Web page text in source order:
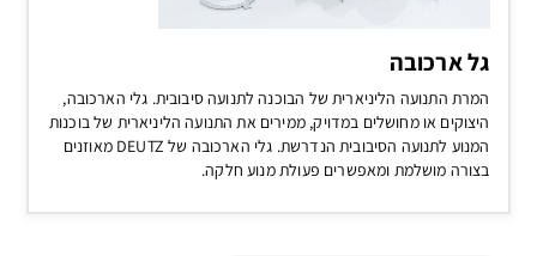
גל ארכובה
המרת התנועה הליניארית של הבוכנה לתנועה סיבובית. גלי הארכובה,
היצוקים או מחושלים במדויק, ממירים את התנועה הליניארית של בוכנות
המנוע לתנועה הסיבובית הנדרשת. גלי הארכובה של DEUTZ מאוזנים
בצורה מושלמת ומאפשרים פעולת מנוע חלקה.